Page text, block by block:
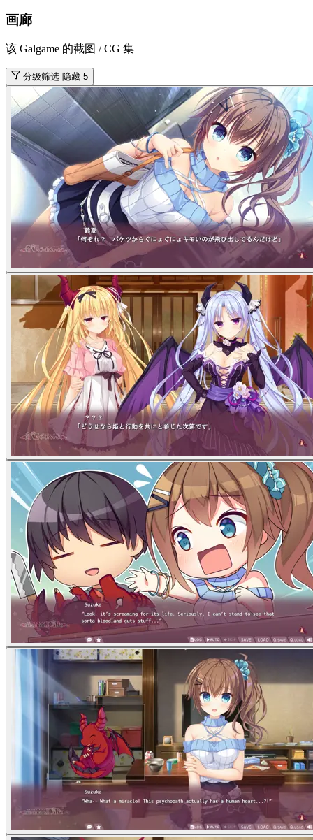
画廊
该 Galgame 的截图 / CG 集
分级筛选 隐藏 5